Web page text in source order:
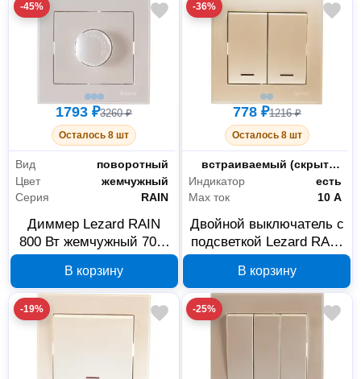
-45%
1793 ₽3260 ₽
Осталось 8 шт
Вид
поворотный
Цвет
жемчужный
Серия
RAIN
Диммер Lezard RAIN
800 Вт жемчужный 703-
В корзину
-36%
778 ₽1216 ₽
Осталось 8 шт
Монтаж
встраиваемый (скрытый)
Индикатор
есть
Max ток
10 А
Двойной выключатель с
подсветкой Lezard RAIN
112
В корзину
-19% -25%